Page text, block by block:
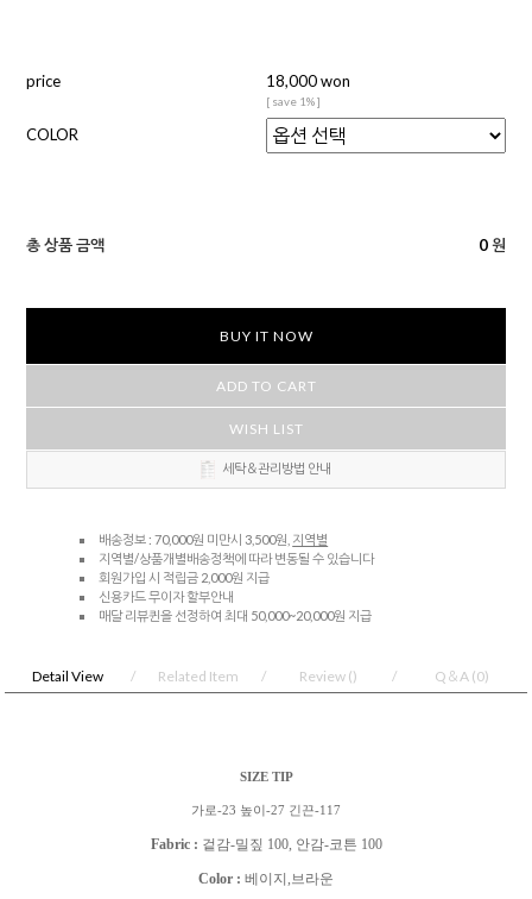
price 18,000 won
[ save 1% ]
COLOR
총 상품 금액 0 원
BUY IT NOW
ADD TO CART
WISH LIST
세탁＆관리방법 안내
배송정보 : 70,000원 미만시 3,500원, 지역별
지역별/상품개별배송정책에 따라 변동될 수 있습니다
회원가입 시 적립금 2,000원 지급
신용카드 무이자 할부안내
매달 리뷰퀸을 선정하여 최대 50,000~20,000원 지급
Detail View Related Item Review () Q＆A (0)
SIZE TIP
가로-23 높이-27 긴끈-117
Fabric : 겉감-밀짚 100, 안감-코튼 100
Color : 베이지 ,브라운